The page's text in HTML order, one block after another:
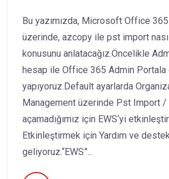
Bu yazımızda, Microsoft Office
üzerinde, azcopy ile pst import nasıl
konusunu anlatacağız.Öncelikle
hesap ile Office 365 Admin Portala
yapıyoruz.Default ayarlarda
Management üzerinde Pst Import
açamadığımız için EWS‘yi
Etkinleştirmek için Yardım ve
geliyoruz.“EWS”...